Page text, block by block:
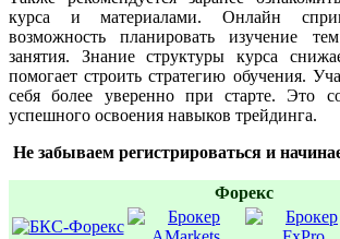
курса и материалами. Онлайн
возможность планировать изучение
занятия. Знание структуры курса
помогает строить стратегию обучения.
себя более уверенно при старте. Это
успешного освоения навыков трейдинга.
Не забываем регистрироваться и
Форекс